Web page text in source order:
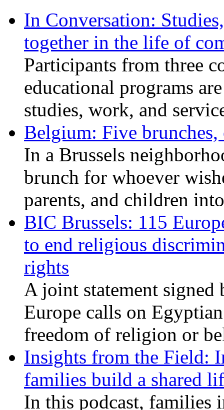
In Conversation:
together in the life of
Participants from three
educational programs
studies, work, and
Belgium: Five
In a Brussels
brunch for whoever
parents, and children
BIC Brussels: 115
to end religious
rights
A joint statement signed
Europe calls on
freedom of religion or
Insights from the Field:
families build a shared
In this podcast, families